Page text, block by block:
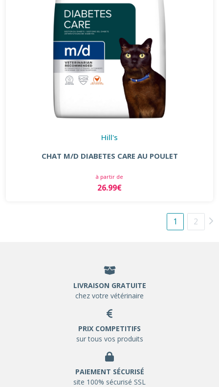
Hill's
CHAT M/D DIABETES CARE AU POULET
à partir de
26.99€
1 2
LIVRAISON GRATUITE
chez votre vétérinaire
PRIX COMPETITIFS
sur tous vos produits
PAIEMENT SÉCURISÉ
site 100% sécurisé SSL